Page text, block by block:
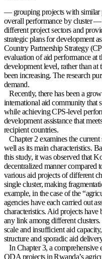
— grouping projects with similar
overall performance bycluster
different project sectors and
strategic plans for development
Country Partnership Strategy
evaluation of aid performance at
development level, rather than
been increasing. The research
demand.
Recently, there has been a
international aid community that
while achieving CPS-level
development assistance that
recipient countries.
Chapter 2 examines the
well as its main characteristics.
this study, it was observed that
decentralized manner compared
various aid projects of different
single cluster, making
example, in the case of the
agencies have each carried out
characteristics. Aid projects
any link among different
scale and insufficient aid
structure and sporadic aid
In Chapter 3, a comprehensive
ODA projects in Rwanda’s